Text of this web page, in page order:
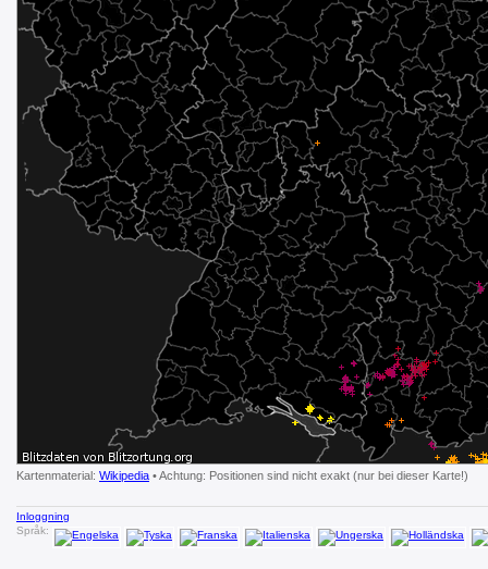
Kartenmaterial: Wikipedia • Achtung: Positionen sind nicht exakt (nur bei dieser Karte!)
Inloggning
Språk: